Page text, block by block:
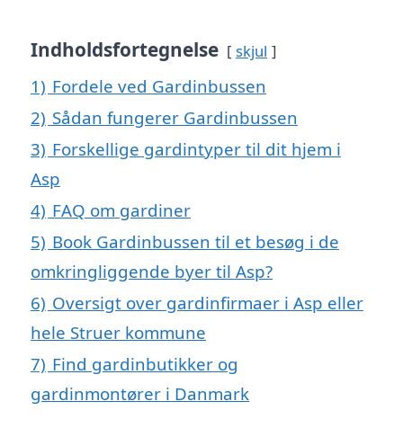
Indholdsfortegnelse skjul
1) Fordele ved Gardinbussen
2) Sådan fungerer Gardinbussen
3) Forskellige gardintyper til dit hjem i
Asp
4) FAQ om gardiner
5) Book Gardinbussen til et besøg i de
omkringliggende byer til Asp?
6) Oversigt over gardinfirmaer i Asp eller
hele Struer kommune
7) Find gardinbutikker og
gardinmontører i Danmark